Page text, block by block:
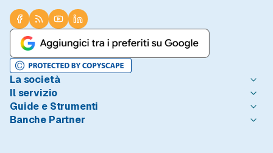
La società
Chi è MutuiOnline.it
Contatta MutuiOnline.it
Opinioni degli Utenti
Il servizio
Come Funziona
Condizioni di Utilizzo
Guide e Strumenti
Guide Mutui
Banche Partner